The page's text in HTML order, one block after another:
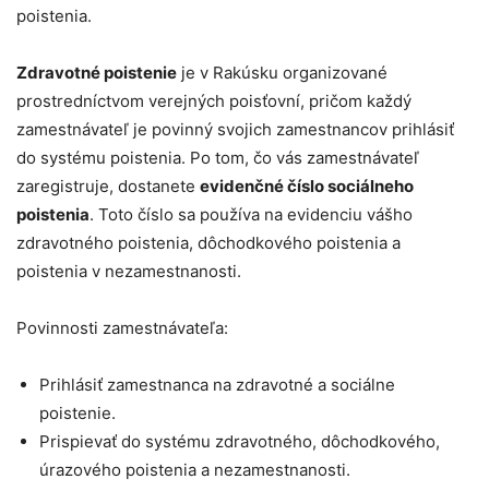
poistenia.
Zdravotné poistenie je v Rakúsku organizované
prostredníctvom verejných poisťovní, pričom každý
zamestnávateľ je povinný svojich zamestnancov prihlásiť
do systému poistenia. Po tom, čo vás zamestnávateľ
zaregistruje, dostanete evidenčné číslo sociálneho
poistenia. Toto číslo sa používa na evidenciu vášho
zdravotného poistenia, dôchodkového poistenia a
poistenia v nezamestnanosti.
Povinnosti zamestnávateľa:
Prihlásiť zamestnanca na zdravotné a sociálne
poistenie.
Prispievať do systému zdravotného, dôchodkového,
úrazového poistenia a nezamestnanosti.